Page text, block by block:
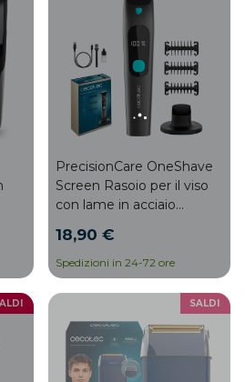
di
PrecisionCare OneShave
Screen Rasoio per il viso
con lame in acciaio
con 3 pettini (1/3/5 mm),
base di appoggio, durata
della batteria di 1,5 ore e
resistenza IPX7.
18,90 €
Spedizioni in 24-72 ore
SALDI